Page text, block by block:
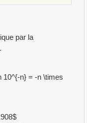
par la
n} = -n \times